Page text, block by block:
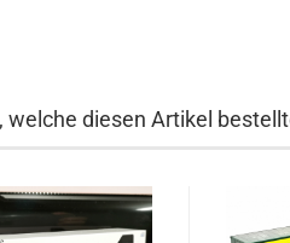
welche diesen Artikel